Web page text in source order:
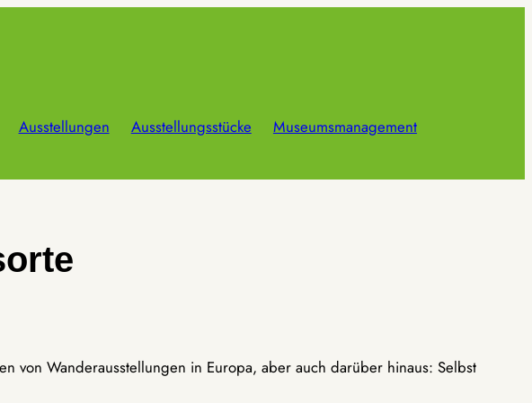
Ausstellungen Ausstellungsstücke
Museumsmanagement
von Wanderausstellungen in Europa, aber auch darüber hinaus: Selbst